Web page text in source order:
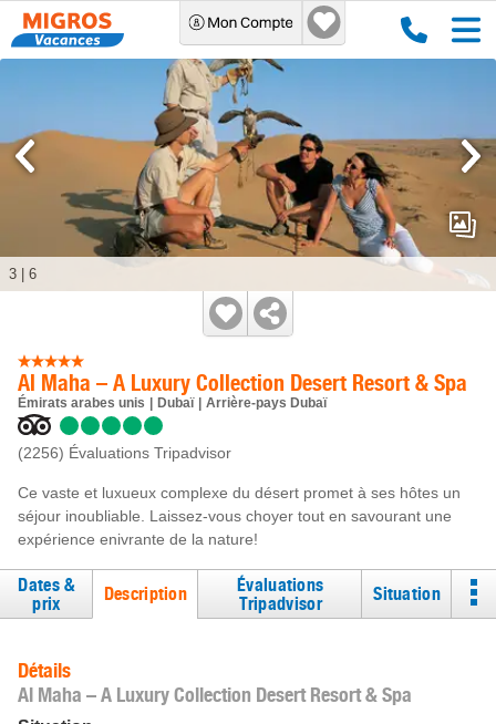
Al Maha – A Luxury Collection Desert Resort & Spa
Émirats arabes unis Dubaï Arrière-pays Dubaï
(2256) Évaluations Tripadvisor
Ce vaste et luxueux complexe du désert promet à ses hôtes un
séjour inoubliable. Laissez-vous choyer tout en savourant une
expérience enivrante de la nature!
3 6
Dates &
prix
Description
Évaluations
Tripadvisor
Situation
Détails
Al Maha – A Luxury Collection Desert Resort & Spa